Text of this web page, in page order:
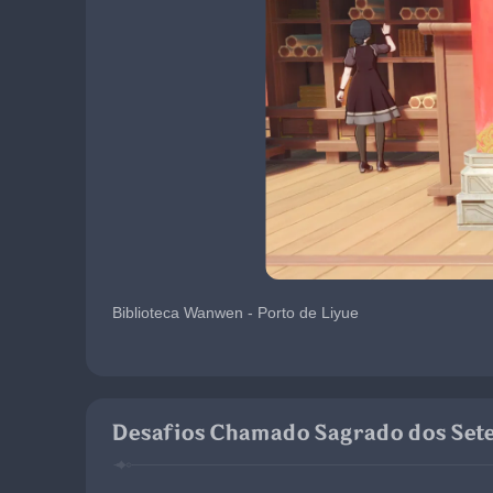
Biblioteca Wanwen - Porto de Liyue
Desafios Chamado Sagrado dos